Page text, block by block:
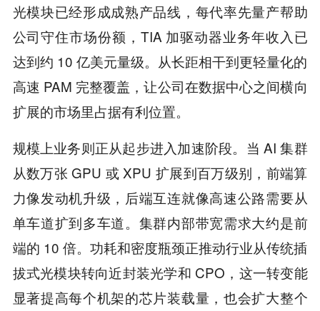
光模块已经形成成熟产品线，每代率先量产帮助
公司守住市场份额，TIA 加驱动器业务年收入已
达到约 10 亿美元量级。从长距相干到更轻量化的
高速 PAM 完整覆盖，让公司在数据中心之间横向
扩展的市场里占据有利位置。
规模上业务则正从起步进入加速阶段。当 AI 集群
从数万张 GPU 或 XPU 扩展到百万级别，前端算
力像发动机升级，后端互连就像高速公路需要从
单车道扩到多车道。集群内部带宽需求大约是前
端的 10 倍。功耗和密度瓶颈正推动行业从传统插
拔式光模块转向近封装光学和 CPO，这一转变能
显著提高每个机架的芯片装载量，也会扩大整个